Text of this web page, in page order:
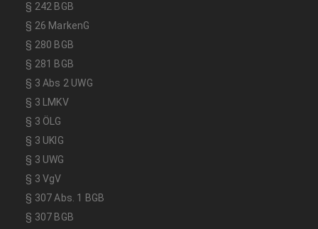
§ 242 BGB
§ 26 MarkenG
§ 280 BGB
§ 281 BGB
§ 3 Abs 2 UWG
§ 3 LMKV
§ 3 ÖLG
§ 3 UKlG
§ 3 UWG
§ 3 VgV
§ 307 Abs. 1 BGB
§ 307 BGB